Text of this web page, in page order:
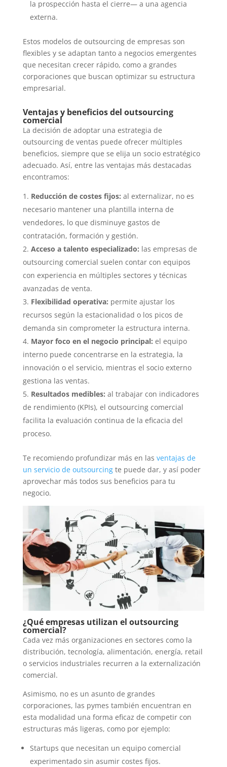
la prospección hasta el cierre— a una agencia
externa.
Estos modelos de outsourcing de empresas son
flexibles y se adaptan tanto a negocios emergentes
que necesitan crecer rápido, como a grandes
corporaciones que buscan optimizar su estructura
empresarial.
Ventajas y beneficios del outsourcing
comercial
La decisión de adoptar una estrategia de
outsourcing de ventas puede ofrecer múltiples
beneficios, siempre que se elija un socio estratégico
adecuado. Así, entre las ventajas más destacadas
encontramos:
Reducción de costes fijos: al externalizar, no es
necesario mantener una plantilla interna de
vendedores, lo que disminuye gastos de
contratación, formación y gestión.
Acceso a talento especializado: las empresas de
outsourcing comercial suelen contar con equipos
con experiencia en múltiples sectores y técnicas
avanzadas de venta.
Flexibilidad operativa: permite ajustar los
recursos según la estacionalidad o los picos de
demanda sin comprometer la estructura interna.
Mayor foco en el negocio principal: el equipo
interno puede concentrarse en la estrategia, la
innovación o el servicio, mientras el socio externo
gestiona las ventas.
Resultados medibles: al trabajar con indicadores
de rendimiento (KPIs), el outsourcing comercial
facilita la evaluación continua de la eficacia del
proceso.
Te recomiendo profundizar más en las ventajas de
un servicio de outsourcingte puede dar, y así poder
aprovechar más todos sus beneficios para tu
negocio.
¿Qué empresas utilizan el outsourcing
comercial?
Cada vez más organizaciones en sectores como la
distribución, tecnología, alimentación, energía, retail
o servicios industriales recurren a la externalización
comercial.
Asimismo, no es un asunto de grandes
corporaciones, las pymes también encuentran en
esta modalidad una forma eficaz de competir con
estructuras más ligeras, como por ejemplo:
Startups que necesitan un equipo comercial
experimentado sin asumir costes fijos.